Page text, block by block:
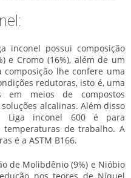
inconel possui composição
e Cromo (16%), além de um
composição lhe confere uma
redutoras, isto é, uma
em meios de compostos
alcalinas. Além disso
Liga inconel 600 é para
temperaturas de trabalho. A
é a ASTM B166.
de Molibdênio (9%) e Nióbio